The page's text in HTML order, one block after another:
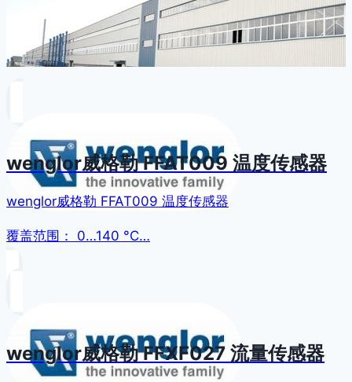
wenglor威格勒 FFAT009 温度传感器
wenglor威格勒 FFAT009 温度传感器
覆盖范围： 0…140 °C…
wenglor威格勒 FFXF027 流量传感器